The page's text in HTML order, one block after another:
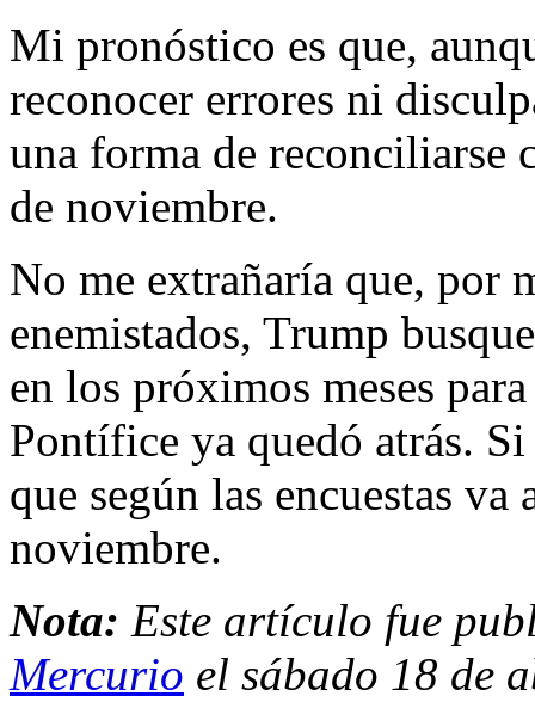
Mi pronóstico es que,
reconocer errores ni
una forma de reconciliarse
de noviembre.
No me extrañaría que, por
enemistados, Trump
en los próximos meses
Pontífice ya quedó atrás.
que según las encuestas va
noviembre.
Nota: Este artículo fue
Mercurio el sábado 18 de